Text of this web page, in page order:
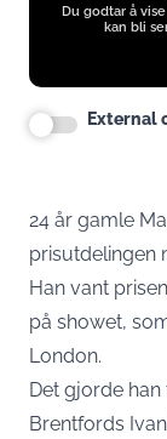
Du godtar å
kan bli
External
24 år gamle
prisutdelingen
Han vant
på showet,
London.
Det gjorde
Brentfords